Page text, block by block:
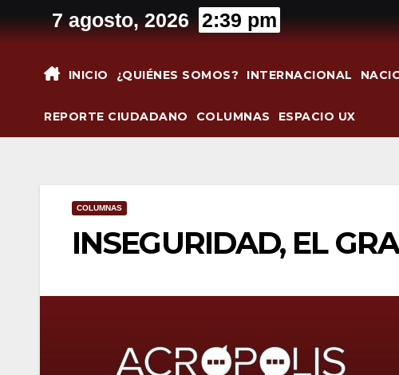
al
7 agosto, 2026 2:39 pm
INICIO ¿QUIÉNES SOMOS? INTERNACIONAL
REPORTE CIUDADANO COLUMNAS ESPACIO UX
COLUMNAS
INSEGURIDAD, EL